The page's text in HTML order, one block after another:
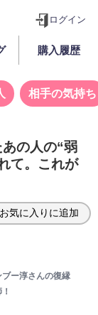
ログイン
購入履歴
相手の気持ち
の人の“弱
て。これが
気に入りに追加
ー淳さんの復縁